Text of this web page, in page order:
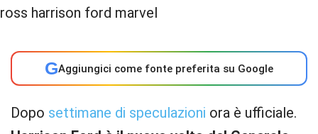
GAggiungici come fonte preferita su Google
Dopo settimane di speculazioni ora è ufficiale.